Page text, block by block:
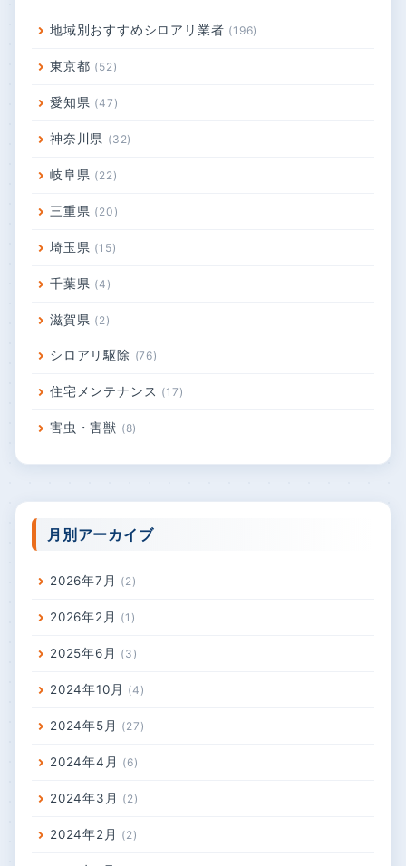
地域別おすすめシロアリ業者 196
東京都 52
愛知県 47
神奈川県 32
岐阜県 22
三重県 20
埼玉県 15
千葉県 4
滋賀県 2
シロアリ駆除 76
住宅メンテナンス 17
害虫・害獣 8
月別アーカイブ
2026年7月 2
2026年2月 1
2025年6月 3
2024年10月 4
2024年5月 27
2024年4月 6
2024年3月 2
2024年2月 2